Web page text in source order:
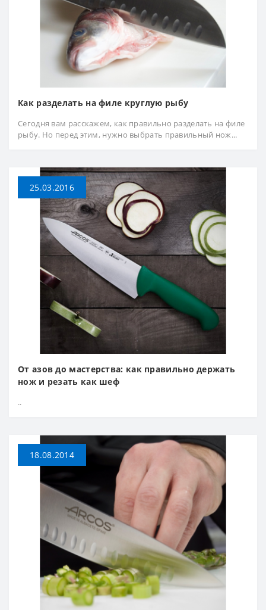
Как разделать на филе круглую рыбу
Сегодня вам расскажем, как правильно разделать на филе
рыбу. Но перед этим, нужно выбрать правильный нож...
25.03.2016
От азов до мастерства: как правильно держать
нож и резать как шеф
..
18.08.2014